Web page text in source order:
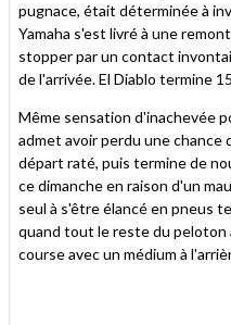
pugnace, était déterminée à
Yamaha s'est livré à une
stopper par un contact
de l'arrivée. El Diablo termine
Même sensation d'inachevée
admet avoir perdu une chance
départ raté, puis termine de
ce dimanche en raison d'un
seul à s'être élancé en pneus
quand tout le reste du peloton
course avec un médium à